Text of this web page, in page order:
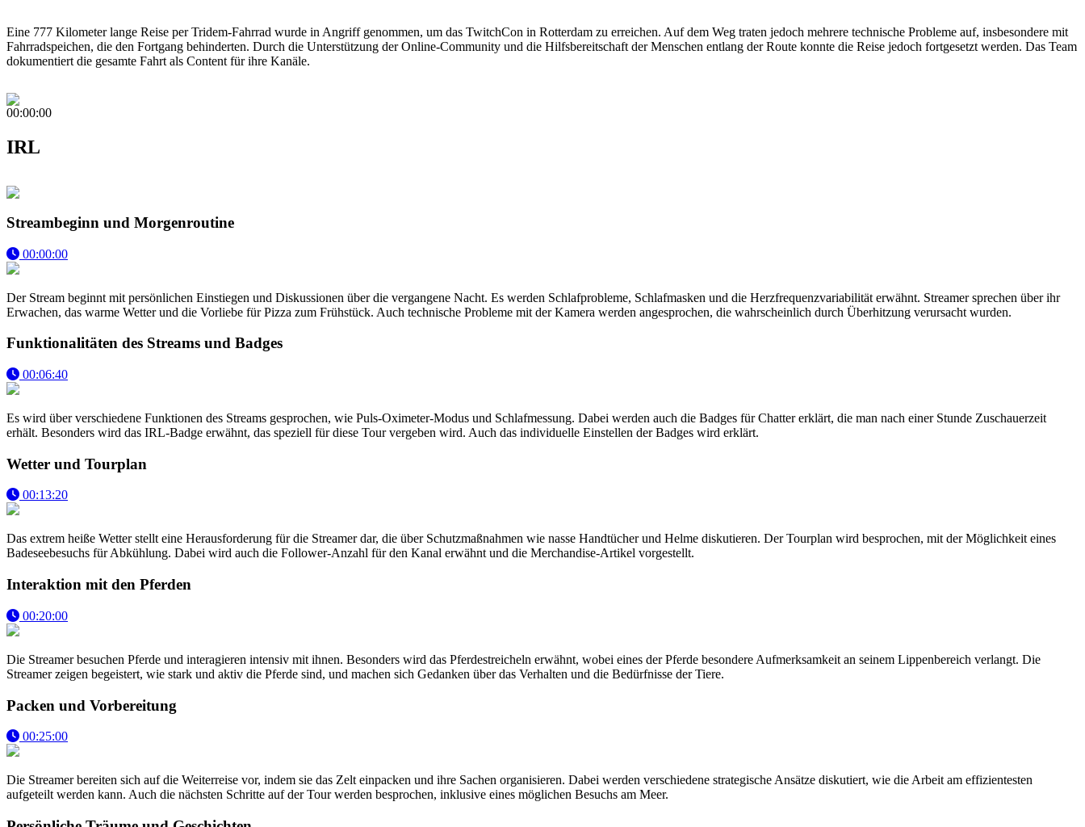
Eine 777 Kilometer lange Reise per Tridem-Fahrrad wurde in Angriff genommen, um das TwitchCon in Rotterdam zu erreichen. Auf dem Weg traten jedoch mehrere technische Probleme auf, insbesondere mit
Fahrradspeichen, die den Fortgang behinderten. Durch die Unterstützung der Online-Community und die Hilfsbereitschaft der Menschen entlang der Route konnte die Reise jedoch fortgesetzt werden. Das Team
dokumentiert die gesamte Fahrt als Content für ihre Kanäle.
00:00:00
IRL
Streambeginn und Morgenroutine
00:00:00
Der Stream beginnt mit persönlichen Einstiegen und Diskussionen über die vergangene Nacht. Es werden Schlafprobleme, Schlafmasken und die Herzfrequenzvariabilität erwähnt. Streamer sprechen über ihr
Erwachen, das warme Wetter und die Vorliebe für Pizza zum Frühstück. Auch technische Probleme mit der Kamera werden angesprochen, die wahrscheinlich durch Überhitzung verursacht wurden.
Funktionalitäten des Streams und Badges
00:06:40
Es wird über verschiedene Funktionen des Streams gesprochen, wie Puls-Oximeter-Modus und Schlafmessung. Dabei werden auch die Badges für Chatter erklärt, die man nach einer Stunde Zuschauerzeit
erhält. Besonders wird das IRL-Badge erwähnt, das speziell für diese Tour vergeben wird. Auch das individuelle Einstellen der Badges wird erklärt.
Wetter und Tourplan
00:13:20
Das extrem heiße Wetter stellt eine Herausforderung für die Streamer dar, die über Schutzmaßnahmen wie nasse Handtücher und Helme diskutieren. Der Tourplan wird besprochen, mit der Möglichkeit eines
Badeseebesuchs für Abkühlung. Dabei wird auch die Follower-Anzahl für den Kanal erwähnt und die Merchandise-Artikel vorgestellt.
Interaktion mit den Pferden
00:20:00
Die Streamer besuchen Pferde und interagieren intensiv mit ihnen. Besonders wird das Pferdestreicheln erwähnt, wobei eines der Pferde besondere Aufmerksamkeit an seinem Lippenbereich verlangt. Die
Streamer zeigen begeistert, wie stark und aktiv die Pferde sind, und machen sich Gedanken über das Verhalten und die Bedürfnisse der Tiere.
Packen und Vorbereitung
00:25:00
Die Streamer bereiten sich auf die Weiterreise vor, indem sie das Zelt einpacken und ihre Sachen organisieren. Dabei werden verschiedene strategische Ansätze diskutiert, wie die Arbeit am effizientesten
aufgeteilt werden kann. Auch die nächsten Schritte auf der Tour werden besprochen, inklusive eines möglichen Besuchs am Meer.